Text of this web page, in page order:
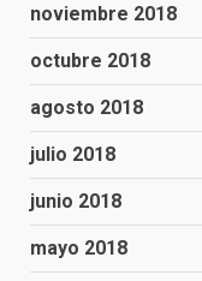
noviembre 2018
octubre 2018
agosto 2018
julio 2018
junio 2018
mayo 2018